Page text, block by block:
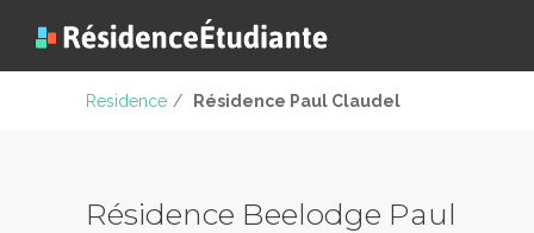
Residence / Résidence Paul Claudel
Résidence Beelodge Paul